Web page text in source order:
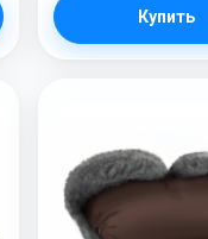
Купить